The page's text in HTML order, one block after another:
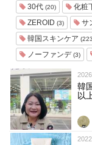
30代 (20) 化粧
ZEROID (3) サ
韓国スキンケア
ノーファンデ(3)
韓
以